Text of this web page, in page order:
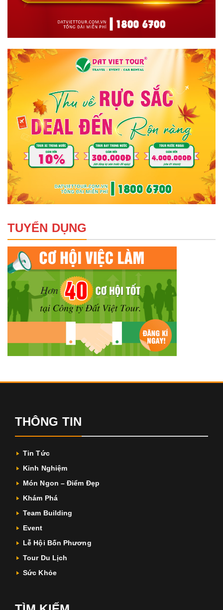
TUYỂN DỤNG
THÔNG TIN
Tin Tức
Kinh Nghiệm
Món Ngon – Điểm Đẹp
Khám Phá
Team Building
Event
Lễ Hội Bốn Phương
Tour Du Lịch
Sức Khỏe